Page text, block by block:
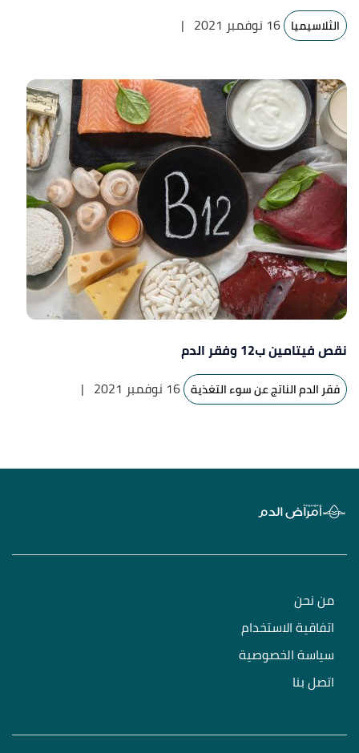
الثلاسيميا 16 نوفمبر 2021 |
نقص فيتامين ب12 وفقر الدم
فقر الدم الناتج عن سوء التغذية 16 نوفمبر 2021 |
من نحن
اتفاقية الاستخدام
سياسة الخصوصية
اتصل بنا